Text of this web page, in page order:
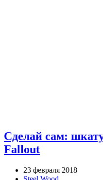
Сделай сам:
Fallout
23 февраля 2018